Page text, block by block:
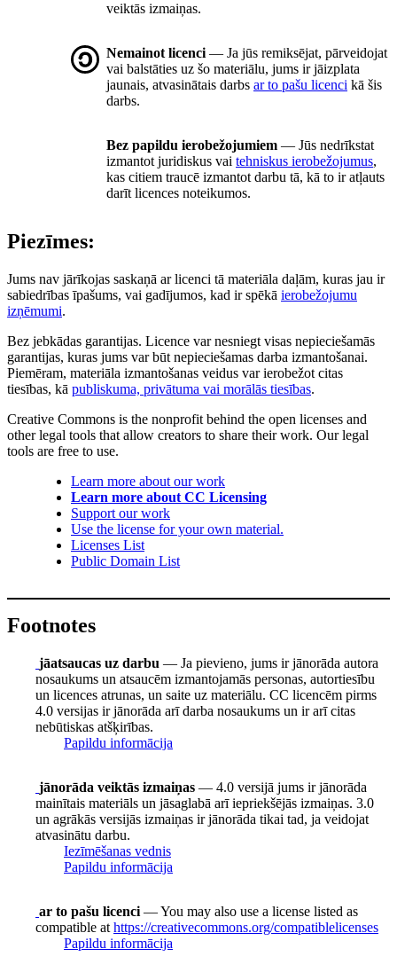
veiktās izmaiņas.
Nemainot licenci — Ja jūs remiksējat, pārveidojat
vai balstāties uz šo materiālu, jums ir jāizplata
jaunais, atvasinātais darbs ar to pašu licenci kā šis
darbs.
Bez papildu ierobežojumiem — Jūs nedrīkstat
izmantot juridiskus vai tehniskus ierobežojumus,
kas citiem traucē izmantot darbu tā, kā to ir atļauts
darīt licences noteikumos.
Piezīmes:
Jums nav jārīkojas saskaņā ar licenci tā materiāla daļām, kuras jau ir
sabiedrības īpašums, vai gadījumos, kad ir spēkā ierobežojumu
izņēmumi.
Bez jebkādas garantijas. Licence var nesniegt visas nepieciešamās
garantijas, kuras jums var būt nepieciešamas darba izmantošanai.
Piemēram, materiāla izmantošanas veidus var ierobežot citas
tiesības, kā publiskuma, privātuma vai morālās tiesības.
Creative Commons is the nonprofit behind the open licenses and
other legal tools that allow creators to share their work. Our legal
tools are free to use.
Learn more about our work
Learn more about CC Licensing
Support our work
Use the license for your own material.
Licenses List
Public Domain List
Footnotes
jāatsaucas uz darbu — Ja pievieno, jums ir jānorāda autora
nosaukums un atsaucēm izmantojamās personas, autortiesību
un licences atrunas, un saite uz materiālu. CC licencēm pirms
4.0 versijas ir jānorāda arī darba nosaukums un ir arī citas
nebūtiskas atšķirības.
Papildu informācija
jānorāda veiktās izmaiņas — 4.0 versijā jums ir jānorāda
mainītais materiāls un jāsaglabā arī iepriekšējās izmaiņas. 3.0
un agrākās versijās izmaiņas ir jānorāda tikai tad, ja veidojat
atvasinātu darbu.
Iezīmēšanas vednis
Papildu informācija
ar to pašu licenci — You may also use a license listed as
compatible at https://creativecommons.org/compatiblelicenses
Papildu informācija